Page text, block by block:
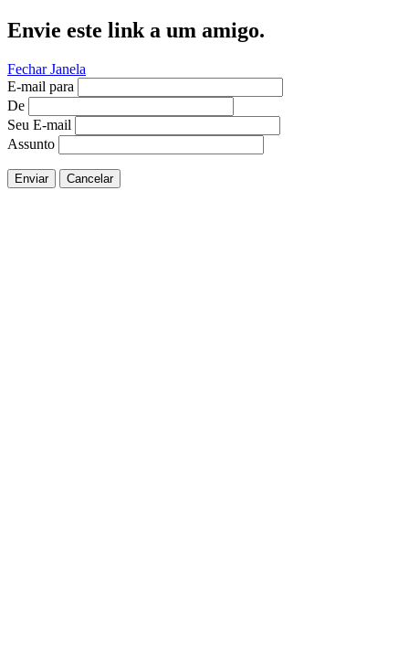
Envie este link a um amigo.
Fechar Janela
E-mail para
De
Seu E-mail
Assunto
Enviar Cancelar